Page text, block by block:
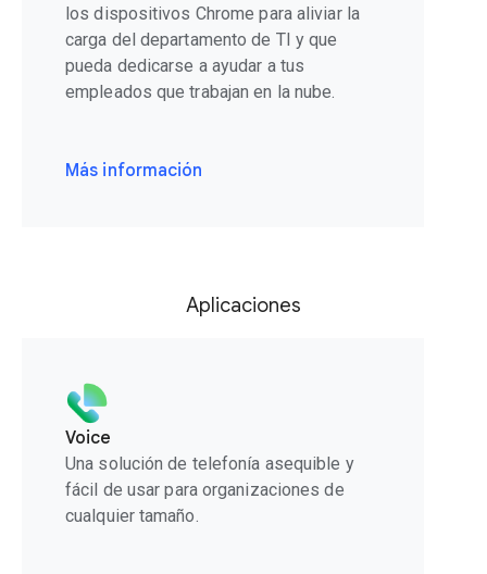
los dispositivos Chrome para aliviar la
carga del departamento de TI y que
pueda dedicarse a ayudar a tus
empleados que trabajan en la nube.
Más información
Aplicaciones
Voice
Una solución de telefonía asequible y
fácil de usar para organizaciones de
cualquier tamaño.